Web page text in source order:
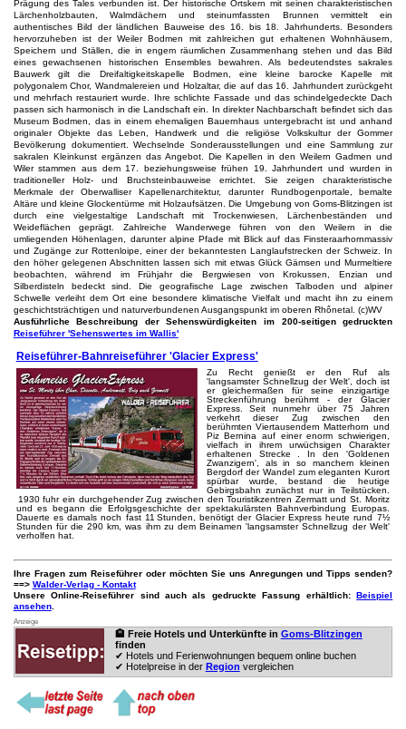
Prägung des Tales verbunden ist. Der historische Ortskern mit seinen charakteristischen
Lärchenholzbauten, Walmdächern und steinumfassten Brunnen vermittelt ein
authentisches Bild der ländlichen Bauweise des 16. bis 18. Jahrhunderts. Besonders
hervorzuheben ist der Weiler Bodmen mit zahlreichen gut erhaltenen Wohnhäusern,
Speichern und Ställen, die in engem räumlichen Zusammenhang stehen und das Bild
eines gewachsenen historischen Ensembles bewahren. Als bedeutendstes sakrales
Bauwerk gilt die Dreifaltigkeitskapelle Bodmen, eine kleine barocke Kapelle mit
polygonalem Chor, Wandmalereien und Holzaltar, die auf das 16. Jahrhundert zurückgeht
und mehrfach restauriert wurde. Ihre schlichte Fassade und das schindelgedeckte Dach
passen sich harmonisch in die Landschaft ein. In direkter Nachbarschaft befindet sich das
Museum Bodmen, das in einem ehemaligen Bauernhaus untergebracht ist und anhand
originaler Objekte das Leben, Handwerk und die religiöse Volkskultur der Gommer
Bevölkerung dokumentiert. Wechselnde Sonderausstellungen und eine Sammlung zur
sakralen Kleinkunst ergänzen das Angebot. Die Kapellen in den Weilern Gadmen und
Wiler stammen aus dem 17. beziehungsweise frühen 19. Jahrhundert und wurden in
traditioneller Holz- und Bruchsteinbauweise errichtet. Sie zeigen charakteristische
Merkmale der Oberwalliser Kapellenarchitektur, darunter Rundbogenportale, bemalte
Altäre und kleine Glockentürme mit Holzaufsätzen. Die Umgebung von Goms-Blitzingen ist
durch eine vielgestaltige Landschaft mit Trockenwiesen, Lärchenbeständen und
Weideflächen geprägt. Zahlreiche Wanderwege führen von den Weilern in die
umliegenden Höhenlagen, darunter alpine Pfade mit Blick auf das Finsteraarhornmassiv
und Zugänge zur Rottenloipe, einer der bekanntesten Langlaufstrecken der Schweiz. In
den höher gelegenen Abschnitten lassen sich mit etwas Glück Gämsen und Murmeltiere
beobachten, während im Frühjahr die Bergwiesen von Krokussen, Enzian und
Silberdisteln bedeckt sind. Die geografische Lage zwischen Talboden und alpiner
Schwelle verleiht dem Ort eine besondere klimatische Vielfalt und macht ihn zu einem
geschichtsträchtigen und naturverbundenen Ausgangspunkt im oberen Rhônetal. (c)WV
Ausführliche Beschreibung der Sehenswürdigkeiten im 200-seitigen gedruckten
Reiseführer 'Sehenswertes im Wallis'
Reiseführer-Bahnreiseführer 'Glacier Express'
Zu Recht genießt er den Ruf als
'langsamster Schnellzug der Welt', doch ist
er gleichermaßen für seine einzigartige
Streckenführung berühmt - der Glacier
Express. Seit nunmehr über 75 Jahren
verkehrt dieser Zug zwischen den
berühmten Viertausendern Matterhorn und
Piz Bernina auf einer enorm schwierigen,
vielfach in ihrem urwüchsigen Charakter
erhaltenen Strecke . In den 'Goldenen
Zwanzigern', als in so manchem kleinen
Bergdorf der Wandel zum eleganten Kurort
spürbar wurde, bestand die heutige
Gebirgsbahn zunächst nur in Teilstücken.
1930 fuhr ein durchgehender Zug zwischen den Touristikzentren Zermatt und St. Moritz
und es begann die Erfolgsgeschichte der spektakulärsten Bahnverbindung Europas.
Dauerte es damals noch fast 11 Stunden, benötigt der Glacier Express heute rund 7½
Stunden für die 290 km, was ihm zu dem Beinamen 'langsamster Schnellzug der Welt'
verholfen hat.
Ihre Fragen zum Reiseführer oder möchten Sie uns Anregungen und Tipps senden?
==> Walder-Verlag - Kontakt
Unsere Online-Reiseführer sind auch als gedruckte Fassung erhältlich:Beispiel
ansehen.
Anzeige
🏨 Freie Hotels und Unterkünfte in Goms-Blitzingen
finden
✔ Hotels und Ferienwohnungen bequem online buchen
✔ Hotelpreise in der Region vergleichen